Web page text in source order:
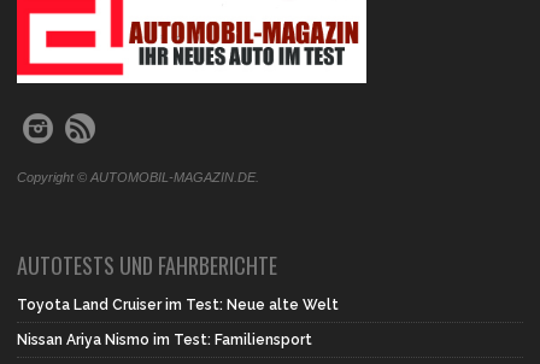
Copyright © AUTOMOBIL-MAGAZIN.DE.
AUTOTESTS UND FAHRBERICHTE
Toyota Land Cruiser im Test: Neue alte Welt
Nissan Ariya Nismo im Test: Familiensport